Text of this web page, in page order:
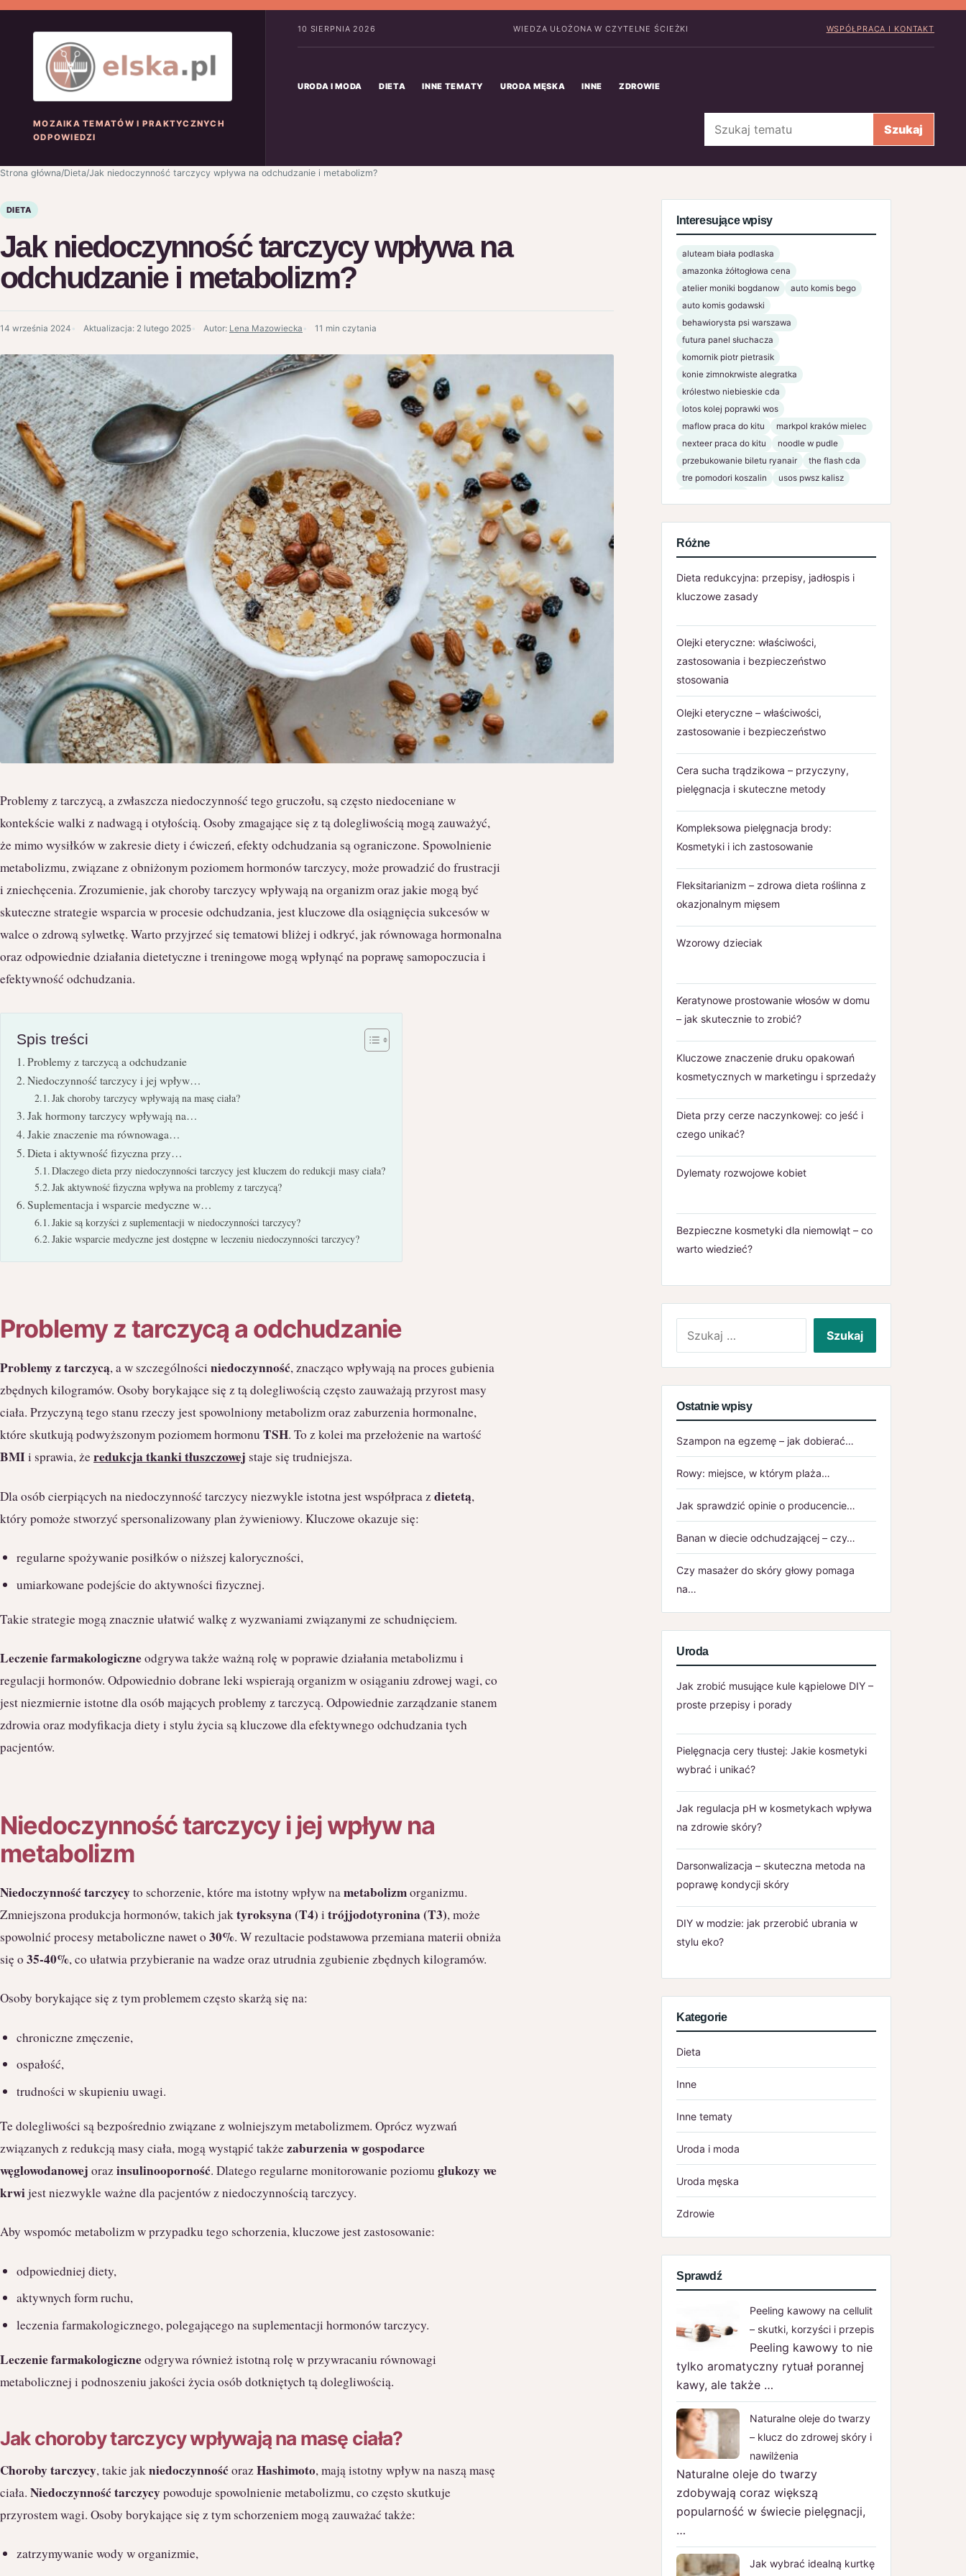
MOZAIKA TEMATÓW I PRAKTYCZNYCH
ODPOWIEDZI
10 SIERPNIA 2026 WIEDZA UŁOŻONA W CZYTELNE ŚCIEŻKI WSPÓŁPRACA I KONTAKT
URODA I MODA DIETA INNE TEMATY URODA MĘSKA INNE ZDROWIE
Szukaj Szukaj
Strona główna/Dieta/Jak niedoczynność tarczycy wpływa na odchudzanie i metabolizm?
DIETA
Jak niedoczynność tarczycy wpływa na
odchudzanie i metabolizm?
14 września 2024 Aktualizacja: 2 lutego 2025 Autor: Lena Mazowiecka 11 min czytania
Problemy z tarczycą, a zwłaszcza niedoczynność tego gruczołu, są często niedoceniane w
kontekście walki z nadwagą i otyłością. Osoby zmagające się z tą dolegliwością mogą zauważyć,
że mimo wysiłków w zakresie diety i ćwiczeń, efekty odchudzania są ograniczone. Spowolnienie
metabolizmu, związane z obniżonym poziomem hormonów tarczycy, może prowadzić do frustracji
i zniechęcenia. Zrozumienie, jak choroby tarczycy wpływają na organizm oraz jakie mogą być
skuteczne strategie wsparcia w procesie odchudzania, jest kluczowe dla osiągnięcia sukcesów w
walce o zdrową sylwetkę. Warto przyjrzeć się tematowi bliżej i odkryć, jak równowaga hormonalna
oraz odpowiednie działania dietetyczne i treningowe mogą wpłynąć na poprawę samopoczucia i
efektywność odchudzania.
Spis treści
Problemy z tarczycą a odchudzanie
Niedoczynność tarczycy i jej wpływ…
Jak choroby tarczycy wpływają na masę ciała?
Jak hormony tarczycy wpływają na…
Jakie znaczenie ma równowaga…
Dieta i aktywność fizyczna przy…
Dlaczego dieta przy niedoczynności tarczycy jest kluczem do redukcji masy ciała?
Jak aktywność fizyczna wpływa na problemy z tarczycą?
Suplementacja i wsparcie medyczne w…
Jakie są korzyści z suplementacji w niedoczynności tarczycy?
Jakie wsparcie medyczne jest dostępne w leczeniu niedoczynności tarczycy?
Problemy z tarczycą a odchudzanie
Problemy z tarczycą, a w szczególności niedoczynność, znacząco wpływają na proces gubienia
zbędnych kilogramów. Osoby borykające się z tą dolegliwością często zauważają przyrost masy
ciała. Przyczyną tego stanu rzeczy jest spowolniony metabolizm oraz zaburzenia hormonalne,
które skutkują podwyższonym poziomem hormonu TSH. To z kolei ma przełożenie na wartość
BMIi sprawia, żeredukcja tkanki tłuszczowej staje się trudniejsza.
Dla osób cierpiących na niedoczynność tarczycy niezwykle istotna jest współpraca zdietetą,
który pomoże stworzyć spersonalizowany plan żywieniowy. Kluczowe okazuje się:
regularne spożywanie posiłków o niższej kaloryczności,
umiarkowane podejście do aktywności fizycznej.
Takie strategie mogą znacznie ułatwić walkę z wyzwaniami związanymi ze schudnięciem.
Leczenie farmakologiczneodgrywa także ważną rolę w poprawie działania metabolizmu i
regulacji hormonów. Odpowiednio dobrane leki wspierają organizm w osiąganiu zdrowej wagi, co
jest niezmiernie istotne dla osób mających problemy z tarczycą. Odpowiednie zarządzanie stanem
zdrowia oraz modyfikacja diety i stylu życia są kluczowe dla efektywnego odchudzania tych
pacjentów.
Niedoczynność tarczycy i jej wpływ na
metabolizm
Niedoczynność tarczycyto schorzenie, które ma istotny wpływ nametabolizmorganizmu.
Zmniejszona produkcja hormonów, takich jaktyroksyna (T4) i trójjodotyronina (T3), może
spowolnić procesy metaboliczne nawet o 30%. W rezultacie podstawowa przemiana materii obniża
się o 35-40%, co ułatwia przybieranie na wadze oraz utrudnia zgubienie zbędnych kilogramów.
Osoby borykające się z tym problemem często skarżą się na:
chroniczne zmęczenie,
ospałość,
trudności w skupieniu uwagi.
Te dolegliwości są bezpośrednio związane z wolniejszym metabolizmem. Oprócz wyzwań
związanych z redukcją masy ciała, mogą wystąpić takżezaburzenia w gospodarce
węglowodanowej orazinsulinooporność. Dlatego regularne monitorowanie poziomu glukozy we
krwijest niezwykle ważne dla pacjentów z niedoczynnością tarczycy.
Aby wspomóc metabolizm w przypadku tego schorzenia, kluczowe jest zastosowanie:
odpowiedniej diety,
aktywnych form ruchu,
leczenia farmakologicznego, polegającego na suplementacji hormonów tarczycy.
Leczenie farmakologiczneodgrywa również istotną rolę w przywracaniu równowagi
metabolicznej i podnoszeniu jakości życia osób dotkniętych tą dolegliwością.
Jak choroby tarczycy wpływają na masę ciała?
Choroby tarczycy, takie jakniedoczynnośćorazHashimoto, mają istotny wpływ na naszą masę
ciała. Niedoczynność tarczycypowoduje spowolnienie metabolizmu, co często skutkuje
przyrostem wagi. Osoby borykające się z tym schorzeniem mogą zauważać także:
zatrzymywanie wody w organizmie,
Interesujące wpisy
aluteam biała podlaska
amazonka żółtogłowa cena
atelier moniki bogdanow
auto komis bego
auto komis godawski
behawiorysta psi warszawa
futura panel słuchacza
komornik piotr pietrasik
konie zimnokrwiste alegratka
królestwo niebieskie cda
lotos kolej poprawki wos
maflow praca do kitu
markpol kraków mielec
nexteer praca do kitu
noodle w pudle
przebukowanie biletu ryanair
the flash cda
tre pomodori koszalin
usos pwsz kalisz
Różne
Dieta redukcyjna: przepisy, jadłospis i
kluczowe zasady
Olejki eteryczne: właściwości,
zastosowania i bezpieczeństwo
stosowania
Olejki eteryczne – właściwości,
zastosowanie i bezpieczeństwo
Cera sucha trądzikowa – przyczyny,
pielęgnacja i skuteczne metody
Kompleksowa pielęgnacja brody:
Kosmetyki i ich zastosowanie
Fleksitarianizm – zdrowa dieta roślinna z
okazjonalnym mięsem
Wzorowy dzieciak
Keratynowe prostowanie włosów w domu
– jak skutecznie to zrobić?
Kluczowe znaczenie druku opakowań
kosmetycznych w marketingu i sprzedaży
Dieta przy cerze naczynkowej: co jeść i
czego unikać?
Dylematy rozwojowe kobiet
Bezpieczne kosmetyki dla niemowląt – co
warto wiedzieć?
Ostatnie wpisy
Szampon na egzemę – jak dobierać…
Rowy: miejsce, w którym plaża…
Jak sprawdzić opinie o producencie…
Banan w diecie odchudzającej – czy…
Czy masażer do skóry głowy pomaga
na…
Uroda
Jak zrobić musujące kule kąpielowe DIY –
proste przepisy i porady
Pielęgnacja cery tłustej: Jakie kosmetyki
wybrać i unikać?
Jak regulacja pH w kosmetykach wpływa
na zdrowie skóry?
Darsonwalizacja – skuteczna metoda na
poprawę kondycji skóry
DIY w modzie: jak przerobić ubrania w
stylu eko?
Kategorie
Dieta
Inne
Inne tematy
Uroda i moda
Uroda męska
Zdrowie
Sprawdź
Peeling kawowy na cellulit
– skutki, korzyści i przepis
Peeling kawowy to nie
tylko aromatyczny rytuał porannej
kawy, ale także …
Naturalne oleje do twarzy
– klucz do zdrowej skóry i
nawilżenia
Naturalne oleje do twarzy
zdobywają coraz większą
popularność w świecie pielęgnacji,
…
Jak wybrać idealną kurtkę